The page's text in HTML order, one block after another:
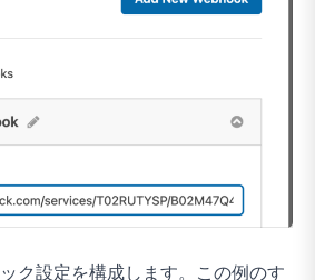
ク設定を構成します。この例のす